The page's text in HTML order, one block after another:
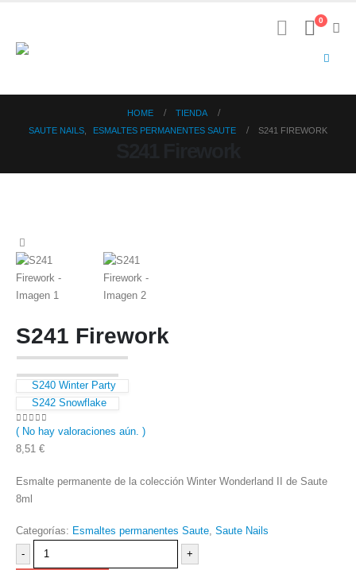
0
HOME
TIENDA
SAUTE NAILS
ESMALTES PERMANENTES SAUTE S241 FIREWORK
S241 Firework
S240 Winter Party
S242 Snowflake
0 out of 5
( No hay valoraciones aún. )
8,51 €
Esmalte permanente de la colección Winter Wonderland II de Saute
8ml
Categorías: Esmaltes permanentes Saute, Saute Nails
-
+